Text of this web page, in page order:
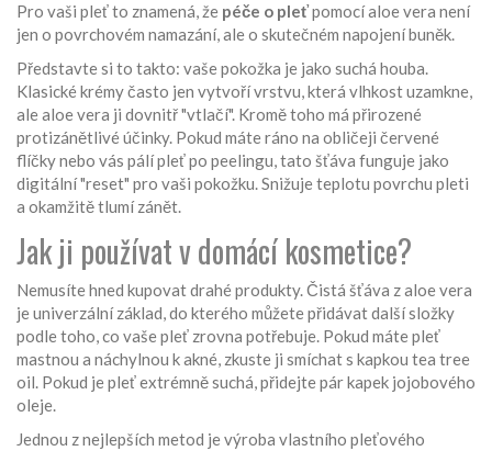
Pro vaši pleť to znamená, že péče o pleťpomocí aloe vera není
jen o povrchovém namazání, ale o skutečném napojení buněk.
Představte si to takto: vaše pokožka je jako suchá houba.
Klasické krémy často jen vytvoří vrstvu, která vlhkost uzamkne,
ale aloe vera ji dovnitř "vtlačí". Kromě toho má přirozené
protizánětlivé účinky. Pokud máte ráno na obličeji červené
flíčky nebo vás pálí pleť po peelingu, tato šťáva funguje jako
digitální "reset" pro vaši pokožku. Snižuje teplotu povrchu pleti
a okamžitě tlumí zánět.
Jak ji používat v domácí kosmetice?
Nemusíte hned kupovat drahé produkty. Čistá šťáva z aloe vera
je univerzální základ, do kterého můžete přidávat další složky
podle toho, co vaše pleť zrovna potřebuje. Pokud máte pleť
mastnou a náchylnou k akné, zkuste ji smíchat s kapkou tea tree
oil. Pokud je pleť extrémně suchá, přidejte pár kapek jojobového
oleje.
Jednou z nejlepších metod je výroba vlastního pleťového